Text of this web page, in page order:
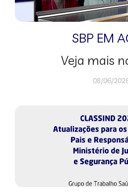
SBP EM
Veja mais
08/06/